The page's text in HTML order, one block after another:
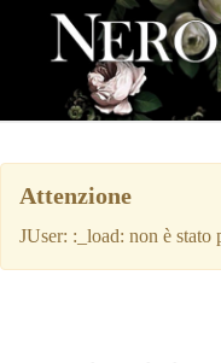
Attenzione
JUser: :_load: non è